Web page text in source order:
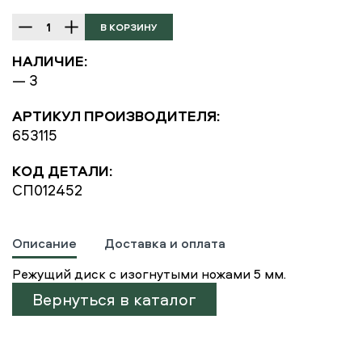
НАЛИЧИЕ:
— 3
АРТИКУЛ ПРОИЗВОДИТЕЛЯ:
653115
КОД ДЕТАЛИ:
СП012452
Описание
Доставка и оплата
Режущий диск с изогнутыми ножами 5 мм.
Вернуться в каталог